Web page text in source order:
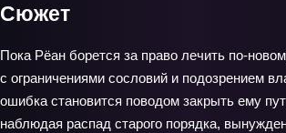
Сюжет
Пока Рёан борется за право лечить по-
с ограничениями сословий и подозрением
ошибка становится поводом закрыть ему
наблюдая распад старого порядка,